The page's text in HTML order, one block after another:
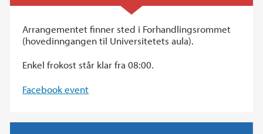
Arrangementet finner sted i Forhandlingsrommet
(hovedinngangen til Universitetets aula).
Enkel frokost står klar fra 08:00.
Facebook event